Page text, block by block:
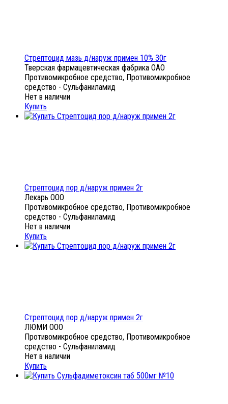
Стрептоцид мазь д/наруж примен 10% 30г
Тверская фармацевтическая фабрика ОАО
Противомикробное средство, Противомикробное
средство - Сульфаниламид
Нет в наличии
Купить
Стрептоцид пор д/наруж примен 2г
Лекарь ООО
Противомикробное средство, Противомикробное
средство - Сульфаниламид
Нет в наличии
Купить
Стрептоцид пор д/наруж примен 2г
ЛЮМИ ООО
Противомикробное средство, Противомикробное
средство - Сульфаниламид
Нет в наличии
Купить